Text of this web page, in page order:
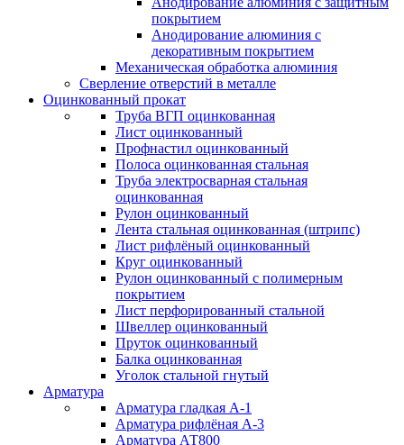
покрытием
Анодирование алюминия с
декоративным покрытием
Механическая обработка алюминия
Сверление отверстий в металле
Оцинкованный прокат
Труба ВГП оцинкованная
Лист оцинкованный
Профнастил оцинкованный
Полоса оцинкованная стальная
Труба электросварная стальная
оцинкованная
Рулон оцинкованный
Лента стальная оцинкованная (штрипс)
Лист рифлёный оцинкованный
Круг оцинкованный
Рулон оцинкованный с полимерным
покрытием
Лист перфорированный стальной
Швеллер оцинкованный
Пруток оцинкованный
Балка оцинкованная
Уголок стальной гнутый
Арматура
Арматура гладкая А-1
Арматура рифлёная А-3
Арматура АТ800